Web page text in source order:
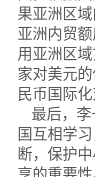
果亚洲区
亚洲内贸
用亚洲区
家对美元
民币国际
最后，
国互相学
断，保护